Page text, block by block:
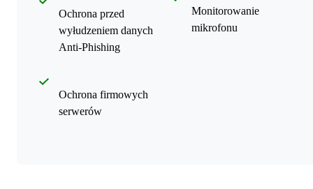
Ochrona przed
wyłudzeniem danych
Anti-Phishing
Ochrona firmowych
serwerów
Monitorowanie
mikrofonu